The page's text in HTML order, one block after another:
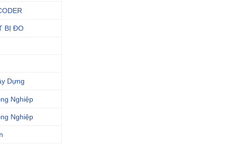
BỊ ĐO
Dựng
Nghiệp
Nghiệp